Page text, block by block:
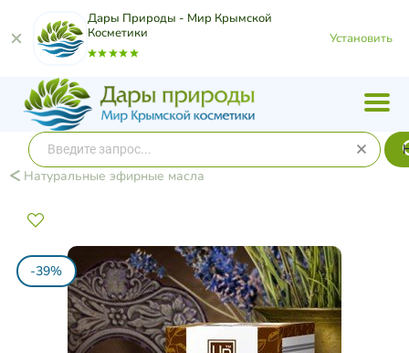
Дары Природы - Мир Крымской
Косметики
Установить
Натуральные эфирные масла
-39%